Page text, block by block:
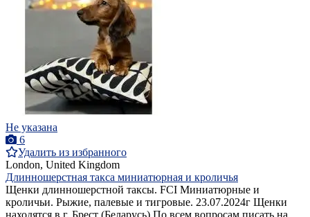
Не указана
6
Удалить из избранного
London, United Kingdom
Длинношерстная такса миниатюрная и кроличья
Щенки длинношерстной таксы. FCI Миниатюрные и
кроличьи. Рыжие, палевые и тигровые. 23.07.2024г Щенки
находятся в г. Брест (Беларусь) По всем вопросам писать на